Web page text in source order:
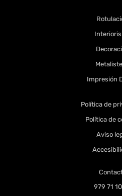
Impresión
Política de
Política de
Aviso
979 71